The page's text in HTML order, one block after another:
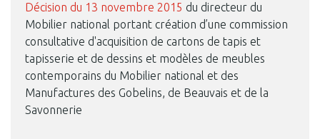
Décision du 13 novembre 2015 du directeur du
Mobilier national portant création d’une commission
consultative d'acquisition de cartons de tapis et
tapisserie et de dessins et modèles de meubles
contemporains du Mobilier national et des
Manufactures des Gobelins, de Beauvais et de la
Savonnerie